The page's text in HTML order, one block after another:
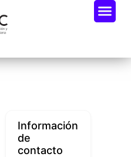
Información
de
contacto